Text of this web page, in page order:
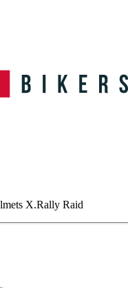
X.Rally Raid